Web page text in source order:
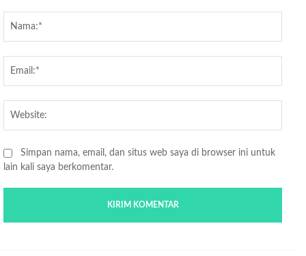
Simpan nama, email, dan situs web saya di browser ini untuk
lain kali saya berkomentar.